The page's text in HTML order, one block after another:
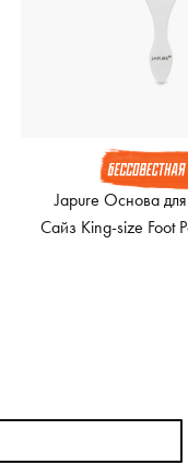
Japure Основа
Сайз King-size Foot